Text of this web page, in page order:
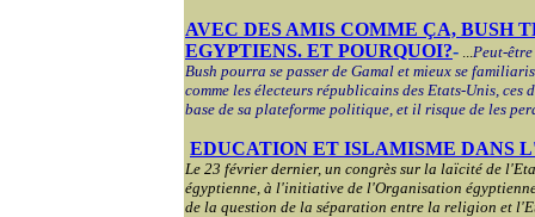
AVEC DES AMIS COMME ÇA, BUSH
EGYPTIENS. ET POURQUOI?- ...Peut-
Bush pourra se passer de Gamal et mieux se
comme les électeurs républicains des Etats-Unis, ces
base de sa plateforme politique, et il risque de les
EDUCATION ET ISLAMISME DANS
Le 23 février dernier, un congrès sur la laïcité de
égyptienne, à l'initiative de l'Organisation
de la question de la séparation entre la religion et